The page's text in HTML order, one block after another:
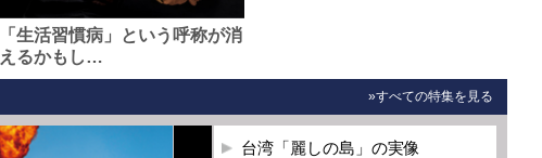
「生活習慣病」という呼称が消
えるかもし…
»すべての特集を見る
台湾「麗しの島」の実像